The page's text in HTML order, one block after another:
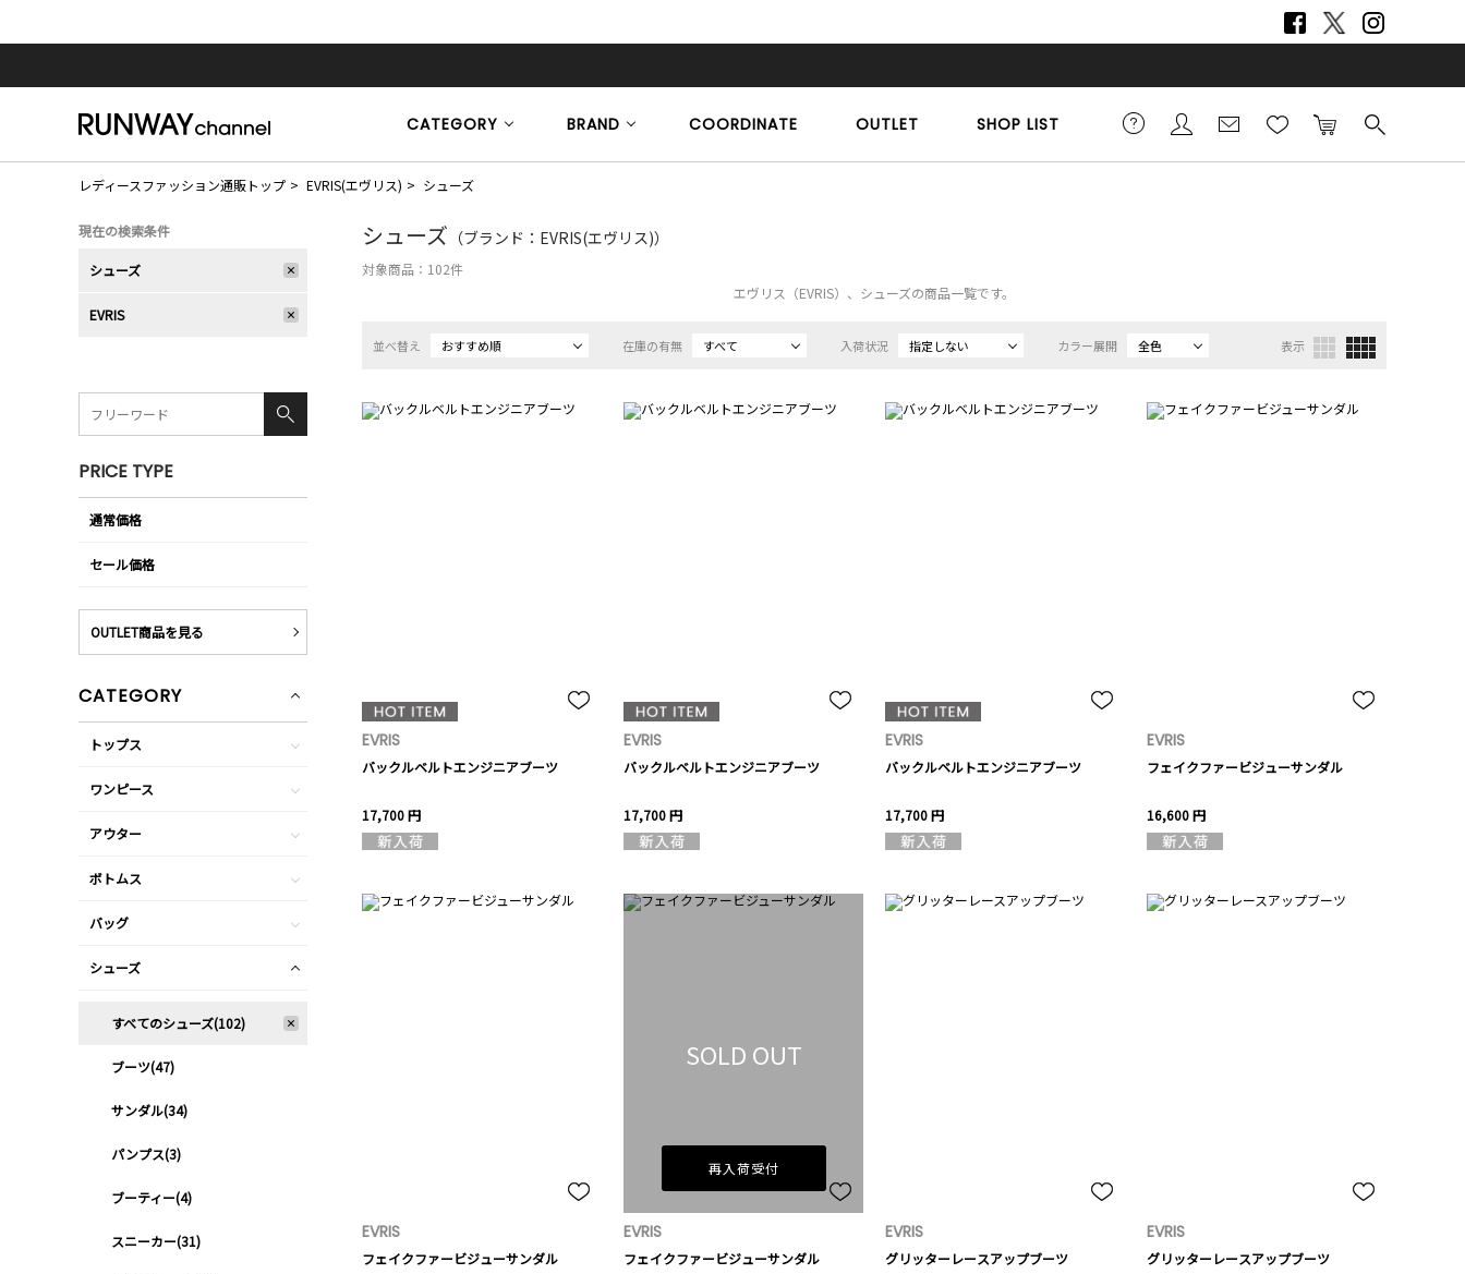
CATEGORY BRAND COORDINATE OUTLET SHOP LIST
レディースファッション通販トップ EVRIS(エヴリス) シューズ
シューズ （ブランド：EVRIS(エヴリス)）
対象商品： 102件
エヴリス（EVRIS）、シューズの商品一覧です。
並べ替え おすすめ順 在庫の有無 すべて 入荷状況 指定しない カラー展開 全色 表示
EVRIS
バックルベルトエンジニアブーツ
17,700 円
EVRIS
バックルベルトエンジニアブーツ
17,700 円
EVRIS
バックルベルトエンジニアブーツ
17,700 円
EVRIS
フェイクファービジューサンダル
16,600 円
EVRIS
フェイクファービジューサンダル
SOLD OUT
再入荷受付
EVRIS
フェイクファービジューサンダル
EVRIS
グリッターレースアップブーツ
EVRIS
グリッターレースアップブーツ
現在の検索条件
シューズ
EVRIS
PRICE TYPE
通常価格
セール価格
OUTLET商品を見る
CATEGORY
トップス
ワンピース
アウター
ボトムス
バッグ
シューズ
すべてのシューズ(102)
ブーツ(47)
サンダル(34)
パンプス(3)
ブーティー(4)
スニーカー(31)